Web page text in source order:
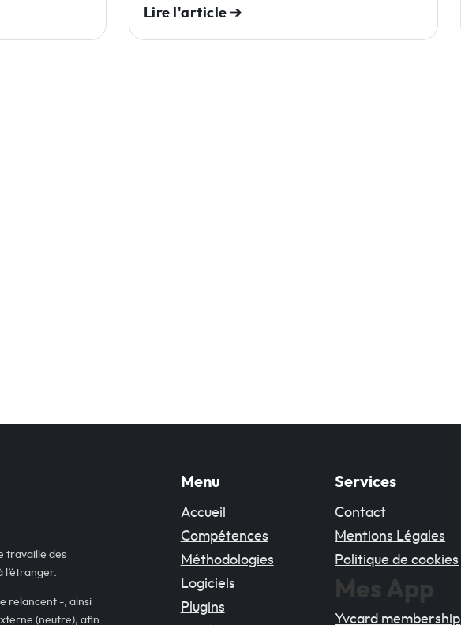
Lire l'article ➔
travaille des
l’étranger.
relancent -, ainsi
(neutre), afin
Menu
Accueil
Compétences
Méthodologies
Logiciels
Plugins
Services
Contact
Mentions Légales
Politique de cookies
Mes App
Yvcard membership